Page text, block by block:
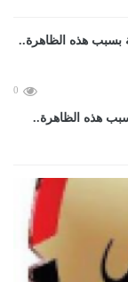
0
هذه الظاهرة..